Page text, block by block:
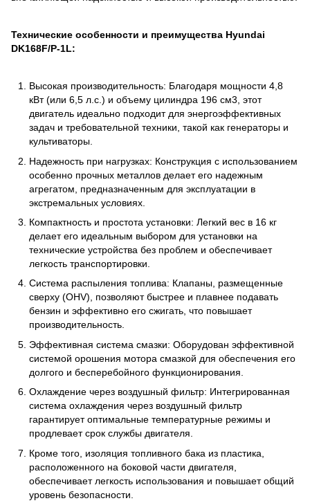
Технические особенности и преимущества Hyundai
DK168F/P-1L:
Высокая производительность: Благодаря мощности 4,8
кВт (или 6,5 л.с.) и объему цилиндра 196 см3, этот
двигатель идеально подходит для энергоэффективных
задач и требовательной техники, такой как генераторы и
культиваторы.
Надежность при нагрузках: Конструкция с использованием
особенно прочных металлов делает его надежным
агрегатом, предназначенным для эксплуатации в
экстремальных условиях.
Компактность и простота установки: Легкий вес в 16 кг
делает его идеальным выбором для установки на
технические устройства без проблем и обеспечивает
легкость транспортировки.
Система распыления топлива: Клапаны, размещенные
сверху (OHV), позволяют быстрее и плавнее подавать
бензин и эффективно его сжигать, что повышает
производительность.
Эффективная система смазки: Оборудован эффективной
системой орошения мотора смазкой для обеспечения его
долгого и бесперебойного функционирования.
Охлаждение через воздушный фильтр: Интегрированная
система охлаждения через воздушный фильтр
гарантирует оптимальные температурные режимы и
продлевает срок службы двигателя.
Кроме того, изоляция топливного бака из пластика,
расположенного на боковой части двигателя,
обеспечивает легкость использования и повышает общий
уровень безопасности.